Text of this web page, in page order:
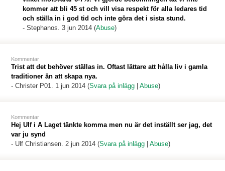
kommer att bli 45 st och vill visa respekt för alla ledares tid
och ställa in i god tid och inte göra det i sista stund.
-Stephanos . 3 jun 2014 (Abuse)
Kommentar
Trist att det behöver ställas in. Oftast lättare att hålla liv i gamla
traditioner än att skapa nya.
-Christer P01 . 1 jun 2014 (Svara på inlägg |Abuse)
Kommentar
Hej Ulf i A Laget tänkte komma men nu är det inställt ser jag, det
var ju synd
- Ulf Christiansen . 2 jun 2014 (Svara på inlägg |Abuse)